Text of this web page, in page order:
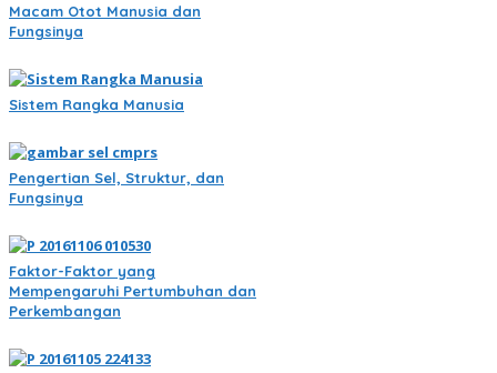
Macam Otot Manusia dan
Fungsinya
Sistem Rangka Manusia
Pengertian Sel, Struktur, dan
Fungsinya
Faktor-Faktor yang
Mempengaruhi Pertumbuhan dan
Perkembangan